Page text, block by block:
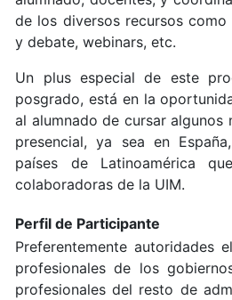
de los diversos recursos
y debate, webinars, etc.
Un plus especial de este
posgrado, está en la
al alumnado de cursar algunos
presencial, ya sea en
países de Latinoamérica
colaboradoras de la UIM.
Perfil de Participante
Preferentemente autoridades
profesionales de los
profesionales del resto de